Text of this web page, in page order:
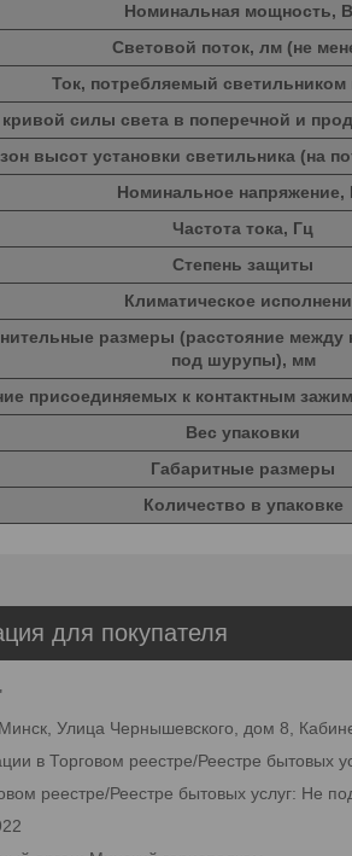
Номинальная мощность,
Световой поток, лм (не
Ток, потребляемый светильником
силы света в поперечной и
высот установки светильника (на
Номинальное напряжение,
Частота тока, Гц
Степень защиты
Климатическое
размеры (расстояние между
под шурупы), мм
присоединяемых к контактным
Вес упаковки
Габаритные размеры
Количество в упаковке
для покупателя
Улица Чернышевского, дом 8,
в Торговом реестре/Реестре бытовых
реестре/Реестре бытовых услуг: Не